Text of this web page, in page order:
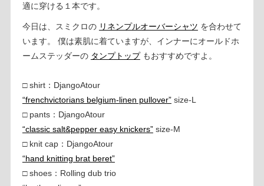
適に穿ける１本です。
今日は、スミクロの リネンプルオーバーシャツ を合わせて
います。 僕は素肌に着ていますが、インナーにオールドホ
ームステッダーの タンプトップもおすすめですよ。
□ shirt：DjangoAtour
“frenchvictorians belgium-linen pullover”size-L
□ pants：DjangoAtour
“classic salt&pepper easy knickers”size-M
□ knit cap：DjangoAtour
“hand knitting brat beret”
□ shoes：Rolling dub trio